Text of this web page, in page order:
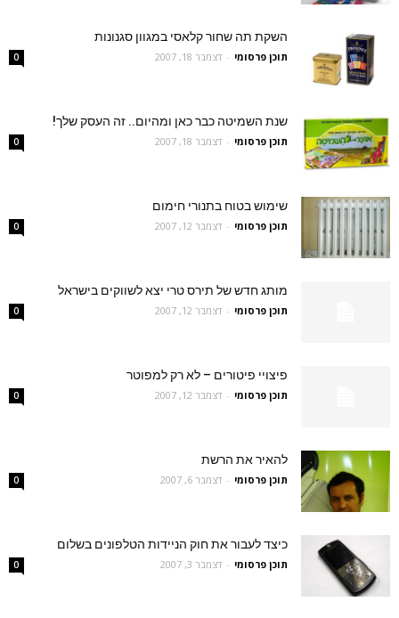
השקת תה שחור קלאסי במגוון סגנונות
תוכן פרסומי - דצמבר 18, 2007 0
שנת השמיטה כבר כאן ומהיום.. זה העסק שלך!
תוכן פרסומי - דצמבר 18, 2007 0
שימוש בטוח בתנורי חימום
תוכן פרסומי - דצמבר 12, 2007 0
מותג חדש של תירס טרי יצא לשווקים בישראל
תוכן פרסומי - דצמבר 12, 2007 0
פיצויי פיטורים – לא רק למפוטר
תוכן פרסומי - דצמבר 12, 2007 0
להאיר את הרשת
תוכן פרסומי - דצמבר 6, 2007 0
כיצד לעבור את חוק הניידות הטלפונים בשלום
תוכן פרסומי - דצמבר 3, 2007 0